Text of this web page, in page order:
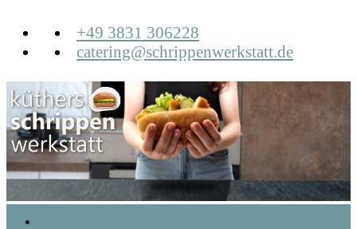
+49 3831 306228
catering@schrippenwerkstatt.de